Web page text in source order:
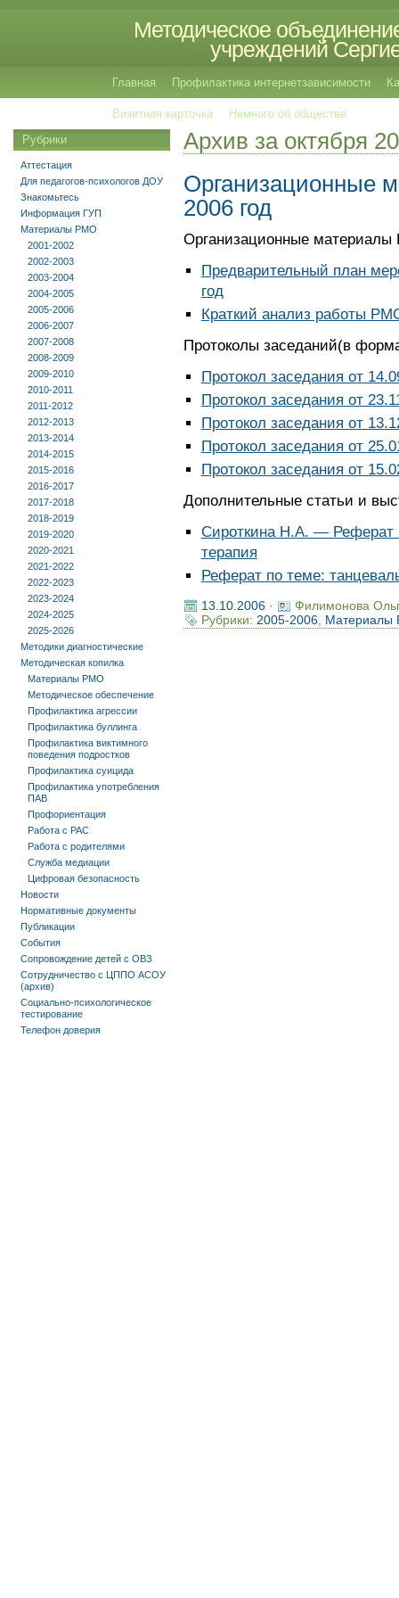
Методическое
учреждений
Главная Профилактика интернетзависимости
Визитная карточка Немного об обществе
Архив за октября
Организационные
2006 год
Организационные материалы
Предварительный план
год
Краткий анализ работы
Протоколы заседаний(в
Протокол заседания от
Протокол заседания от
Протокол заседания от
Протокол заседания от
Протокол заседания от
Дополнительные статьи и
Сироткина Н.А. — Реферат
терапия
Реферат по теме:
13.10.2006·
Филимонова
Рубрики: 2005-2006,
Рубрики
Аттестация
Для педагогов-психологов ДОУ
Знакомьтесь
Информация ГУП
Материалы РМО
2001-2002
2002-2003
2003-2004
2004-2005
2005-2006
2006-2007
2007-2008
2008-2009
2009-2010
2010-2011
2011-2012
2012-2013
2013-2014
2014-2015
2015-2016
2016-2017
2017-2018
2018-2019
2019-2020
2020-2021
2021-2022
2022-2023
2023-2024
2024-2025
2025-2026
Методики диагностические
Методическая копилка
Материалы РМО
Методическое обеспечение
Профилактика агрессии
Профилактика буллинга
Профилактика виктимного
поведения подростков
Профилактика суицида
Профилактика употребления
ПАВ
Профориентация
Работа с РАС
Работа с родителями
Служба медиации
Цифровая безопасность
Новости
Нормативные документы
Публикации
События
Сопровождение детей с ОВЗ
Сотрудничество с ЦППО АСОУ
(архив)
Социально-психологическое
тестирование
Телефон доверия